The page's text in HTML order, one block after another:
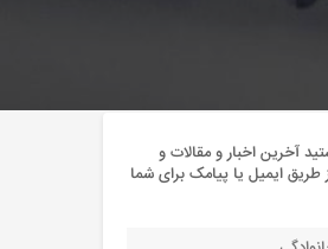
آخرین اخبار و مقالات و
طریق ایمیل یا پیامک برای شما